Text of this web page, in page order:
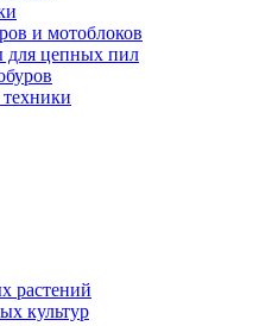
и мотоблоков
для цепных пил
растений
культур